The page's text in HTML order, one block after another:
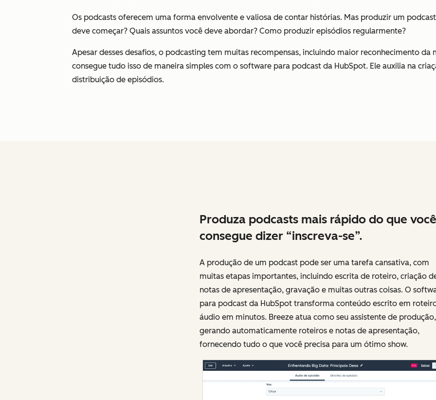
Os podcasts oferecem uma forma envolvente e valiosa de contar histórias. Mas produzir um
deve começar? Quais assuntos você deve abordar? Como produzir episódios regularmente?
Apesar desses desafios, o podcasting tem muitas recompensas, incluindo maior reconhecimento da
consegue tudo isso de maneira simples com o software para podcast da HubSpot. Ele auxilia na
distribuição de episódios.
Produza podcasts mais rápido do que você
consegue dizer “inscreva-se”.
A produção de um podcast pode ser uma tarefa cansativa, com
muitas etapas importantes, incluindo escrita de roteiro, criação
notas de apresentação, gravação e muitas outras coisas. O
para podcast da HubSpot transforma conteúdo escrito em
áudio em minutos. Breeze atua como seu assistente de produção,
gerando automaticamente roteiros e notas de apresentação,
fornecendo tudo o que você precisa para um ótimo show.